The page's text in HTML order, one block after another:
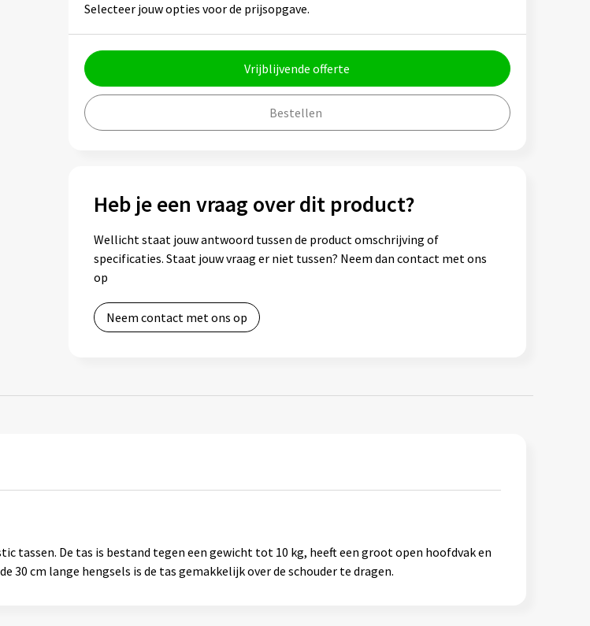
Selecteer jouw opties voor de prijsopgave.
Vrijblijvende offerte
Bestellen
Heb je een vraag over dit product?
Wellicht staat jouw antwoord tussen de product omschrijving of
specificaties. Staat jouw vraag er niet tussen? Neem dan contact met ons
op
Neem contact met ons op
tassen. De tas is bestand tegen een gewicht tot 10 kg, heeft een groot open hoofdvak en
30 cm lange hengsels is de tas gemakkelijk over de schouder te dragen.